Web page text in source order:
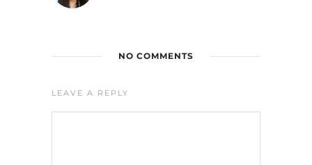
NO COMMENTS
LEAVE A REPLY